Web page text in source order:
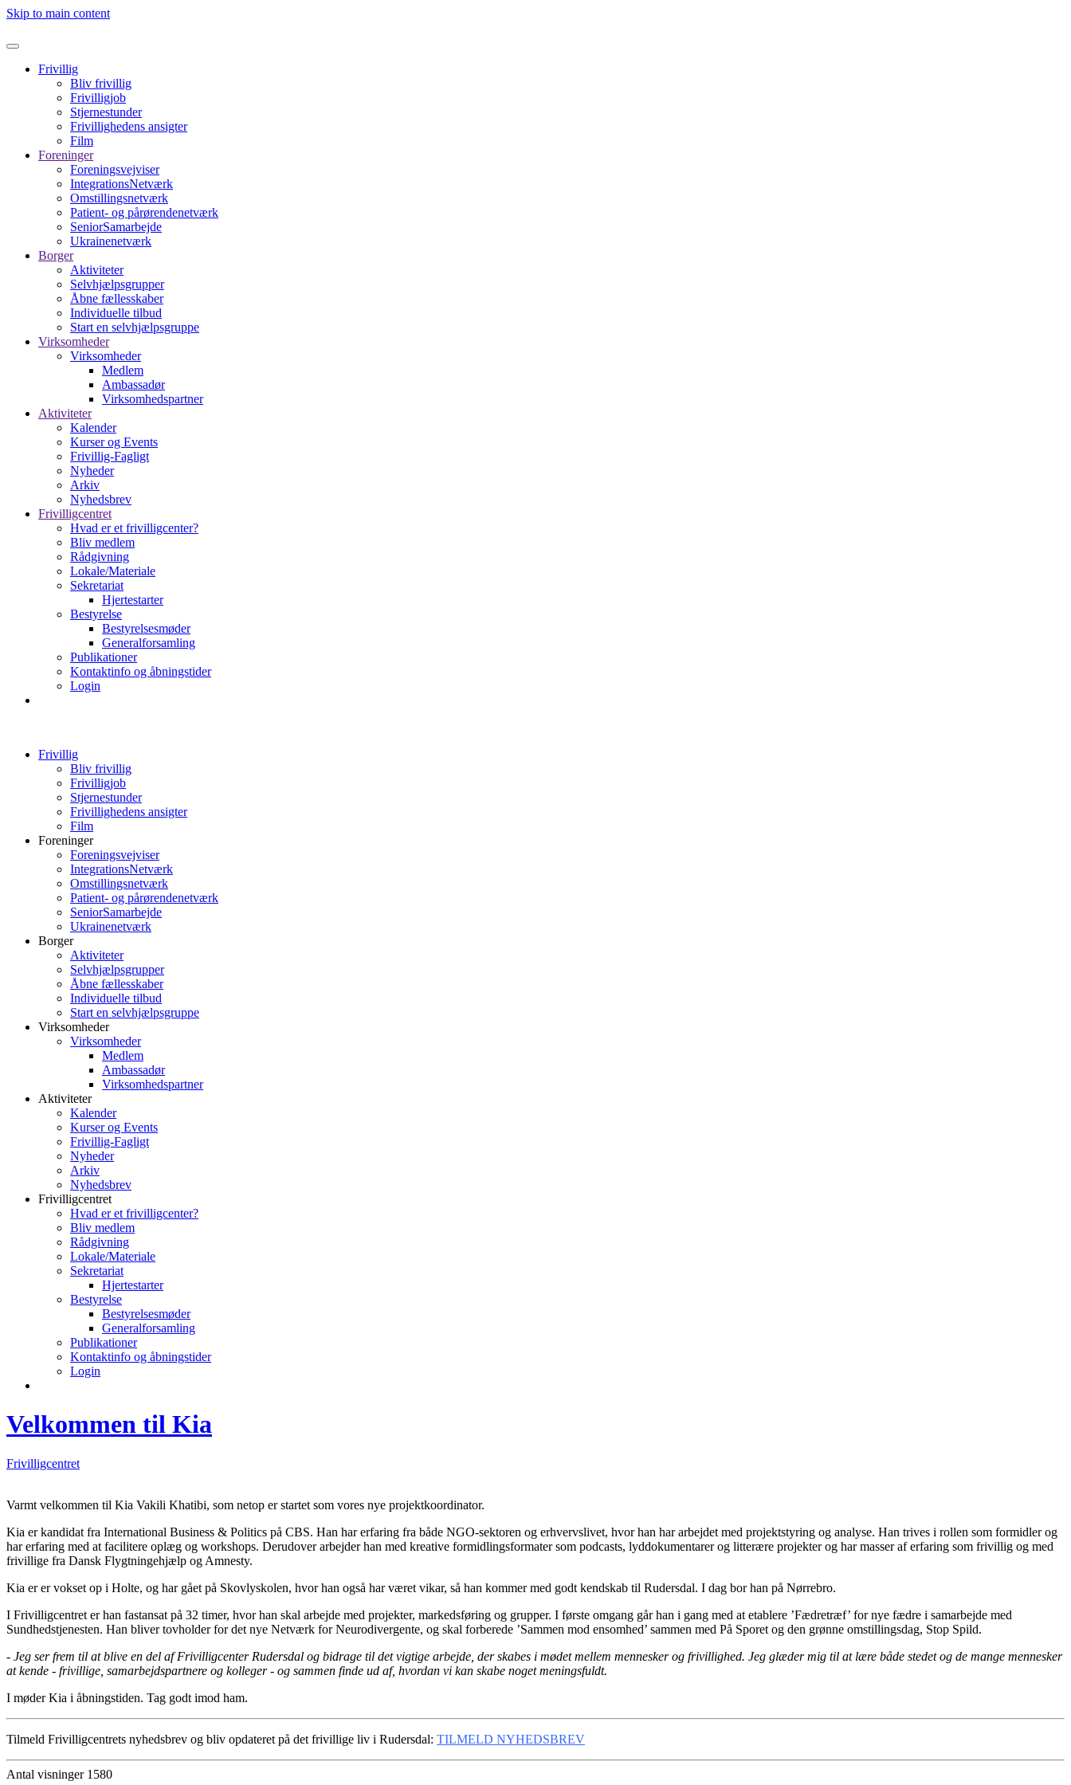
Skip to main content
Frivillig
Bliv frivillig
Frivilligjob
Stjernestunder
Frivillighedens ansigter
Film
Foreninger
Foreningsvejviser
IntegrationsNetværk
Omstillingsnetværk
Patient- og pårørendenetværk
SeniorSamarbejde
Ukrainenetværk
Borger
Aktiviteter
Selvhjælpsgrupper
Åbne fællesskaber
Individuelle tilbud
Start en selvhjælpsgruppe
Virksomheder
Virksomheder
Medlem
Ambassadør
Virksomhedspartner
Aktiviteter
Kalender
Kurser og Events
Frivillig-Fagligt
Nyheder
Arkiv
Nyhedsbrev
Frivilligcentret
Hvad er et frivilligcenter?
Bliv medlem
Rådgivning
Lokale/Materiale
Sekretariat
Hjertestarter
Bestyrelse
Bestyrelsesmøder
Generalforsamling
Publikationer
Kontaktinfo og åbningstider
Login
Frivillig
Bliv frivillig
Frivilligjob
Stjernestunder
Frivillighedens ansigter
Film
Foreninger
Foreningsvejviser
IntegrationsNetværk
Omstillingsnetværk
Patient- og pårørendenetværk
SeniorSamarbejde
Ukrainenetværk
Borger
Aktiviteter
Selvhjælpsgrupper
Åbne fællesskaber
Individuelle tilbud
Start en selvhjælpsgruppe
Virksomheder
Virksomheder
Medlem
Ambassadør
Virksomhedspartner
Aktiviteter
Kalender
Kurser og Events
Frivillig-Fagligt
Nyheder
Arkiv
Nyhedsbrev
Frivilligcentret
Hvad er et frivilligcenter?
Bliv medlem
Rådgivning
Lokale/Materiale
Sekretariat
Hjertestarter
Bestyrelse
Bestyrelsesmøder
Generalforsamling
Publikationer
Kontaktinfo og åbningstider
Login
Velkommen til Kia
Frivilligcentret
Varmt velkommen til Kia Vakili Khatibi, som netop er startet som vores nye projektkoordinator.
Kia er kandidat fra International Business & Politics på CBS. Han har erfaring fra både NGO-sektoren og erhvervslivet, hvor han har arbejdet med projektstyring og analyse. Han trives i rollen som formidler og
har erfaring med at facilitere oplæg og workshops. Derudover arbejder han med kreative formidlingsformater som podcasts, lyddokumentarer og litterære projekter og har masser af erfaring som frivillig og med
frivillige fra Dansk Flygtningehjælp og Amnesty.
Kia er er vokset op i Holte, og har gået på Skovlyskolen, hvor han også har været vikar, så han kommer med godt kendskab til Rudersdal. I dag bor han på Nørrebro.
I Frivilligcentret er han fastansat på 32 timer, hvor han skal arbejde med projekter, markedsføring og grupper. I første omgang går han i gang med at etablere ’Fædretræf’ for nye fædre i samarbejde med
Sundhedstjenesten. Han bliver tovholder for det nye Netværk for Neurodivergente, og skal forberede ’Sammen mod ensomhed’ sammen med På Sporet og den grønne omstillingsdag, Stop Spild.
- Jeg ser frem til at blive en del af Frivilligcenter Rudersdal og bidrage til det vigtige arbejde, der skabes i mødet mellem mennesker og frivillighed. Jeg glæder mig til at lære både stedet og de mange mennesker
at kende - frivillige, samarbejdspartnere og kolleger - og sammen finde ud af, hvordan vi kan skabe noget meningsfuldt.
I møder Kia i åbningstiden. Tag godt imod ham.
Tilmeld Frivilligcentrets nyhedsbrev og bliv opdateret på det frivillige liv i Rudersdal: TILMELD NYHEDSBREV
Antal visninger 1580